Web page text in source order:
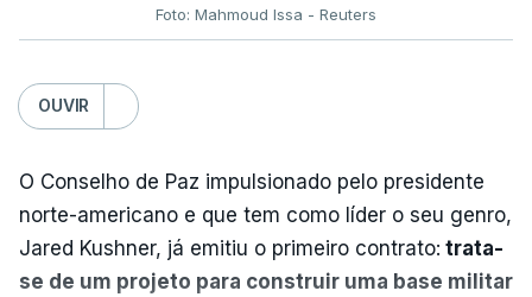
Foto: Mahmoud Issa - Reuters
OUVIR
O Conselho de Paz impulsionado pelo presidente
norte-americano e que tem como líder o seu genro,
Jared Kushner, já emitiu o primeiro contrato: trata-
se de um projeto para construir uma base militar